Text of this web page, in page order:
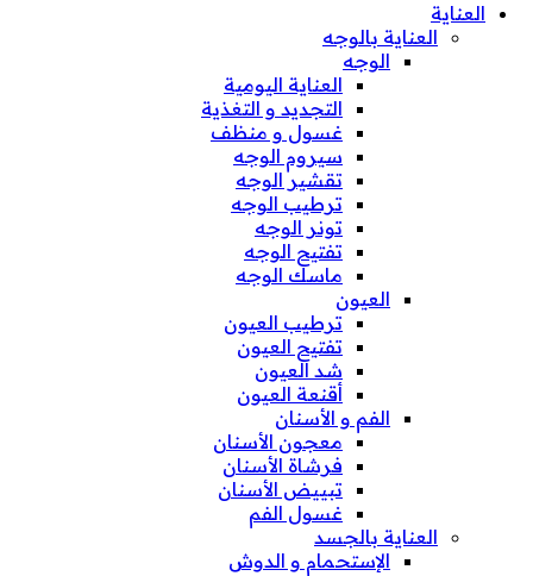
العناية
العناية بالوجه
الوجه
العناية اليومية
التجديد و التغذية
غسول و منظف
سيروم الوجه
تقشير الوجه
ترطيب الوجه
تونر الوجه
تفتيح الوجه
ماسك الوجه
العيون
ترطيب العيون
تفتيح العيون
شد العيون
أقنعة العيون
الفم و الأسنان
معجون الأسنان
فرشاة الأسنان
تبييض الأسنان
غسول الفم
العناية بالجسد
الإستحمام و الدوش